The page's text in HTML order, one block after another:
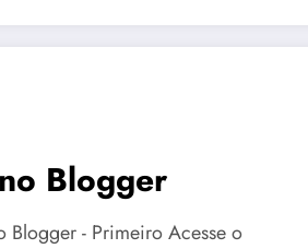
Blogger
Blogger - Primeiro Acesse o